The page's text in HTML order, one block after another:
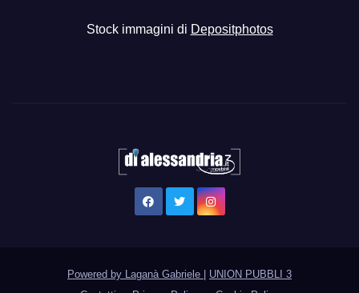
Stock immagini di Depositphotos
Powered by Laganà Gabriele
UNION PUBBLI 3